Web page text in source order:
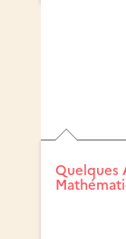
Quelques